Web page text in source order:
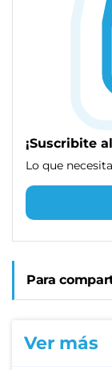
¡Suscribite
Lo que
Para
Ver más